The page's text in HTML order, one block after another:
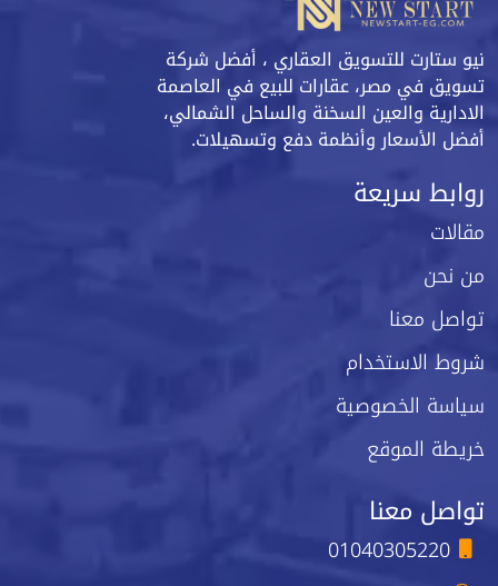
نيو ستارت للتسويق العقاري ، أفضل شركة
تسويق في مصر، عقارات للبيع في العاصمة
الادارية والعين السخنة والساحل الشمالي،
أفضل الأسعار وأنظمة دفع وتسهيلات.
روابط سريعة
مقالات
من نحن
تواصل معنا
شروط الاستخدام
سياسة الخصوصية
خريطة الموقع
تواصل معنا
01040305220